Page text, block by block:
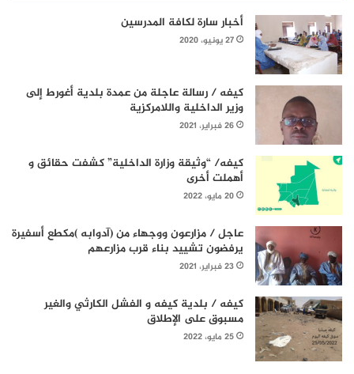
أخبار سارة لكافة المدرسين
27 يونيو، 2020
كيفه / رسالة عاجلة من عمدة بلدية أغورط إلى
وزير الداخلية واللامركزية
26 فبراير، 2021
كيفه/ “وثيقة وزارة الداخلية” كشفت حقائق و
أهملت أخرى
20 مايو، 2022
عاجل / مزارعون ووجهاء من (آدوابه )مكطع أسفيرة
يرفضون تشييد بناء قرب مزارعهم
23 فبراير، 2021
كيفه / بلدية كيفه و الفشل الكارثي والغير
مسبوق على الإطلاق
25 مايو، 2022